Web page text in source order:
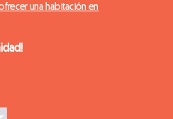
una habitación en